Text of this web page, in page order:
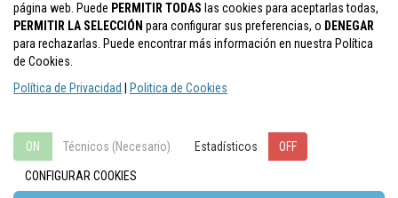
Colaboraciones y expo.comercial:
separ.expo@viajeseci.es
Inscripciones: separ.inscripciones@viajeseci.es
Alojamiento:
página web. Puede PERMITIR TODAS las cookies para aceptarlas todas,
PERMITIR LA SELECCIÓN para configurar sus preferencias, o DENEGAR
para rechazarlas. Puede encontrar más información en nuestra Política
de Cookies.
Política de Privacidad
Politica de Cookies
ON Técnicos (Necesario) OFF
ON Estadísticos OFF
CONFIGURAR COOKIES